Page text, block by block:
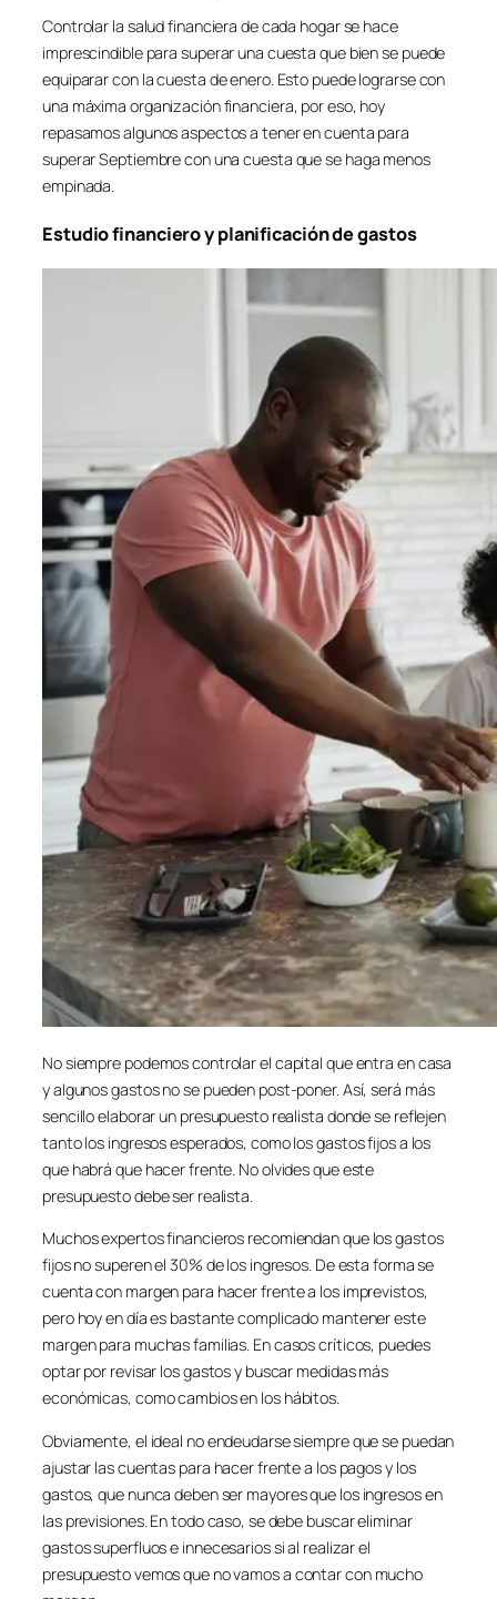
Controlar la salud financiera de cada hogar se hace
imprescindible para superar una cuesta que bien se puede
equiparar con la cuesta de enero. Esto puede lograrse con
una máxima organización financiera, por eso, hoy
repasamos algunos aspectos a tener en cuenta para
superar Septiembre con una cuesta que se haga menos
empinada.
Estudio financiero y planificación de gastos
No siempre podemos controlar el capital que entra en casa
y algunos gastos no se pueden post-poner. Así, será más
sencillo elaborar un presupuesto realista donde se reflejen
tanto los ingresos esperados, como los gastos fijos a los
que habrá que hacer frente. No olvides que este
presupuesto debe ser realista.
Muchos expertos financieros recomiendan que los gastos
fijos no superen el 30% de los ingresos. De esta forma se
cuenta con margen para hacer frente a los imprevistos,
pero hoy en día es bastante complicado mantener este
margen para muchas familias. En casos críticos, puedes
optar por revisar los gastos y buscar medidas más
económicas, como cambios en los hábitos.
Obviamente, el ideal no endeudarse siempre que se puedan
ajustar las cuentas para hacer frente a los pagos y los
gastos, que nunca deben ser mayores que los ingresos en
las previsiones. En todo caso, se debe buscar eliminar
gastos superfluos e innecesarios si al realizar el
presupuesto vemos que no vamos a contar con mucho